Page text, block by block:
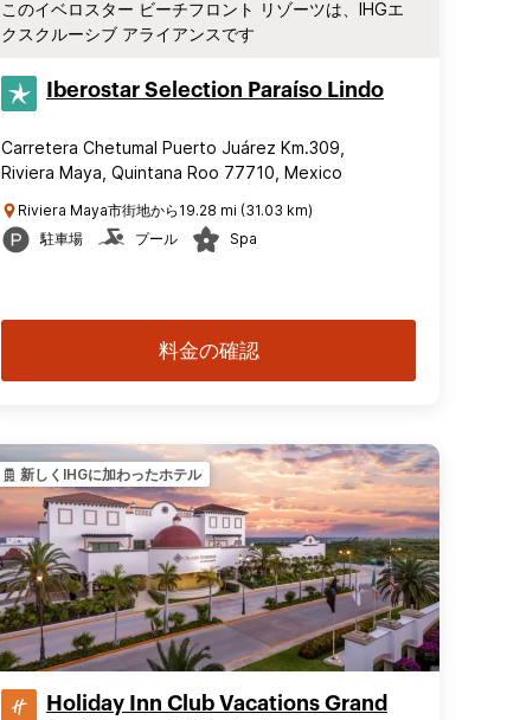
このイベロスター ビーチフロント リゾーツは、IHGエ
クスクルーシブ アライアンスです
Iberostar Selection​ Paraíso Lindo
Carretera Chetumal Puerto Juárez Km.309,
Riviera Maya, Quintana Roo 77710, Mexico
Riviera Maya市街地から19.28 mi (31.03 km)
駐車場
プール Spa
料金の確認
新しくIHGに加わったホテル
Holiday Inn Club Vacations Grand